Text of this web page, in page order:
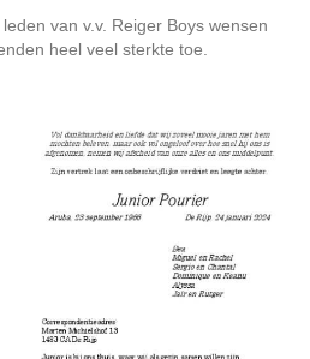
van v.v. Reiger Boys wensen
heel veel sterkte toe.